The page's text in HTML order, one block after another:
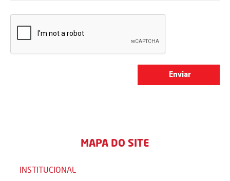
MAPA DO SITE
INSTITUCIONAL